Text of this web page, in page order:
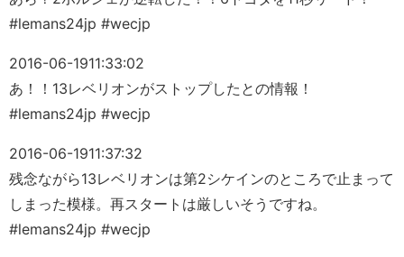
#lemans24jp #wecjp
2016-06-1911:33:02
あ！！13レベリオンがストップしたとの情報！
#lemans24jp #wecjp
2016-06-1911:37:32
残念ながら13レベリオンは第2シケインのところで止まって
しまった模様。再スタートは厳しいそうですね。
#lemans24jp #wecjp